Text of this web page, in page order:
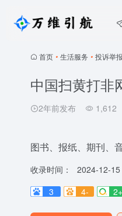
首页 • 生活服务 • 投诉举报
中国扫黄打非
2年前发布 1,612
图书、报纸、期刊、
收录时间：
2024-12-15
3
4- 2+